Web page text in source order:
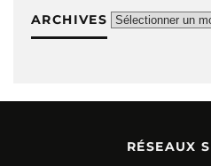
ARCHIVES Archives
RÉSEAUX